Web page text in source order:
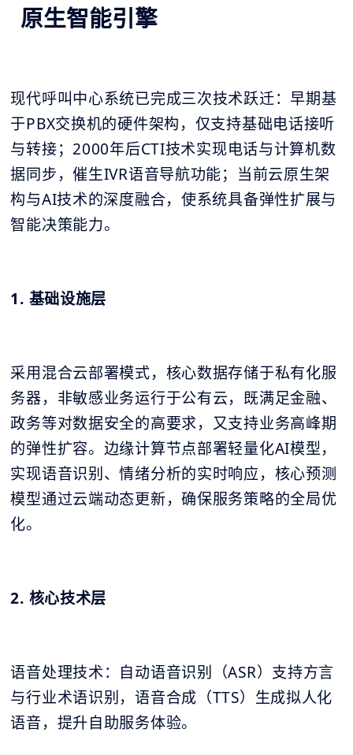
原生智能引擎
现代呼叫中心系统已完成三次技术跃迁：早期基
于PBX交换机的硬件架构，仅支持基础电话接听
与转接；2000年后CTI技术实现电话与计算机数
据同步，催生IVR语音导航功能；当前云原生架
构与AI技术的深度融合，使系统具备弹性扩展与
智能决策能力。
1. 基础设施层
采用混合云部署模式，核心数据存储于私有化服
务器，非敏感业务运行于公有云，既满足金融、
政务等对数据安全的高要求，又支持业务高峰期
的弹性扩容。边缘计算节点部署轻量化AI模型，
实现语音识别、情绪分析的实时响应，核心预测
模型通过云端动态更新，确保服务策略的全局优
化。
2. 核心技术层
语音处理技术：自动语音识别（ASR）支持方言
与行业术语识别，语音合成（TTS）生成拟人化
语音，提升自助服务体验。